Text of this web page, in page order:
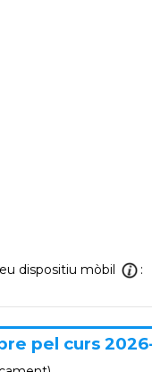
dispositiu mòbil :
pel curs